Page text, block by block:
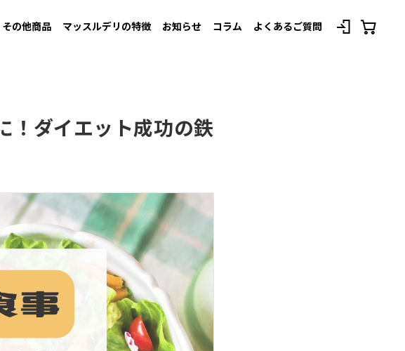
その他商品 マッスルデリの特徴 お知らせ コラム よくあるご質問
！ダイエット成功の鉄